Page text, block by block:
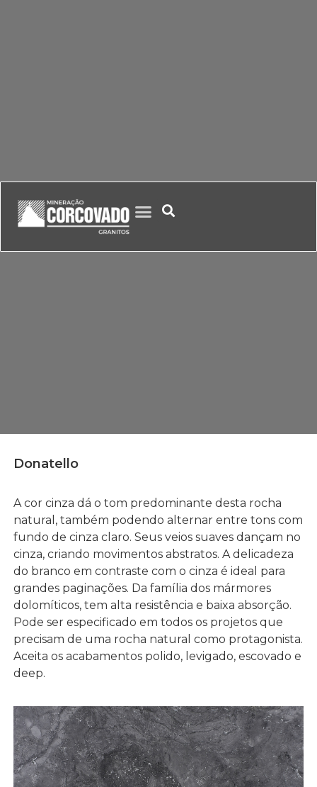
Donatello
A cor cinza dá o tom predominante desta rocha
natural, também podendo alternar entre tons com
fundo de cinza claro. Seus veios suaves dançam no
cinza, criando movimentos abstratos. A delicadeza
do branco em contraste com o cinza é ideal para
grandes paginações. Da família dos mármores
dolomíticos, tem alta resistência e baixa absorção.
Pode ser especificado em todos os projetos que
precisam de uma rocha natural como protagonista.
Aceita os acabamentos polido, levigado, escovado e
deep.